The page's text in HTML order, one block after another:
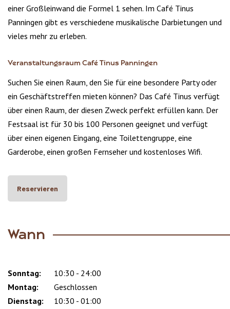
einer Großleinwand die Formel 1 sehen. Im Café Tinus
Panningen gibt es verschiedene musikalische Darbietungen und
vieles mehr zu erleben.
Veranstaltungsraum Café Tinus Panningen
Suchen Sie einen Raum, den Sie für eine besondere Party oder
ein Geschäftstreffen mieten können? Das Café Tinus verfügt
über einen Raum, der diesen Zweck perfekt erfüllen kann. Der
Festsaal ist für 30 bis 100 Personen geeignet und verfügt
über einen eigenen Eingang, eine Toilettengruppe, eine
Garderobe, einen großen Fernseher und kostenloses Wifi.
Reservieren
Wann
Day
Time
slot
Comment
Sonntag:
10:30 - 24:00
Montag:
Geschlossen
Dienstag:
10:30 - 01:00